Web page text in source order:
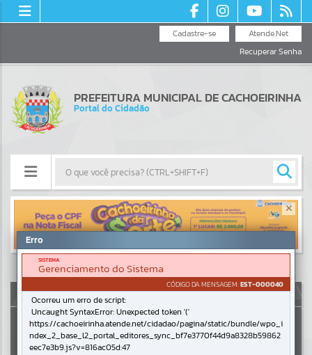
Atende.Net
Cadastre-se
Recuperar Senha
PREFEITURA MUNICIPAL DE CACHOEIRINHA
Portal do Cidadão
Resultados para""
Portais
Por favor, aguarde...
NOTÍCIAS
Por favor, aguarde...
AUTOATENDIMENTO
Erro
SISTEMA
Gerenciamento do Sistema
CÓDIGO DA MENSAGEM:EST-000040
Ocorreu um erro de script:
Uncaught SyntaxError: Unexpected token '('
https://cachoeirinha.atende.net/cidadao/pagina/static/bundle/wpo_i
ndex_2_base_l2_portal_editores_sync_bf7e3770f44d9a8328b59862
eec7e3b9.js?v=816ac05d:47